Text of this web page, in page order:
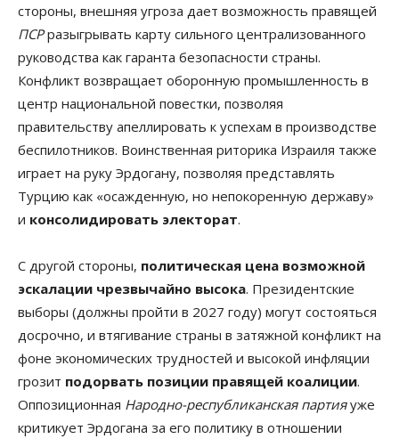
стороны, внешняя угроза дает возможность правящей
ПСРразыгрывать карту сильного централизованного
руководства как гаранта безопасности страны.
Конфликт возвращает оборонную промышленность в
центр национальной повестки, позволяя
правительству апеллировать к успехам в производстве
беспилотников. Воинственная риторика Израиля также
играет на руку Эрдогану, позволяя представлять
Турцию как «осажденную, но непокоренную державу»
и консолидировать электорат.
С другой стороны, политическая цена возможной
эскалации чрезвычайно высока. Президентские
выборы (должны пройти в 2027 году) могут состояться
досрочно, и втягивание страны в затяжной конфликт на
фоне экономических трудностей и высокой инфляции
грозит подорвать позиции правящей коалиции.
Оппозиционная Народно-республиканская партияуже
критикует Эрдогана за его политику в отношении